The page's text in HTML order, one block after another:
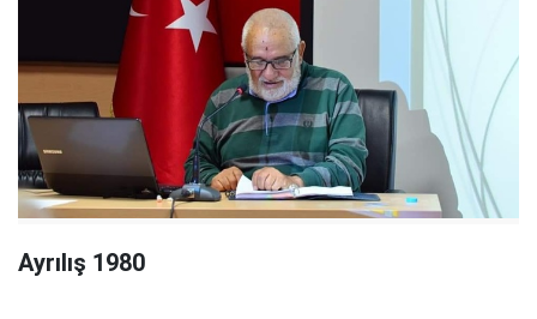
Ayrılış 1980